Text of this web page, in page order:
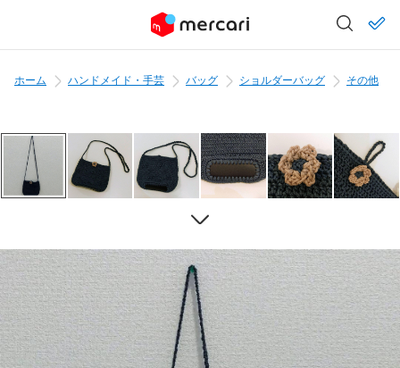
ホーム ハンドメイド・手芸 バッグ ショルダーバッグ その他